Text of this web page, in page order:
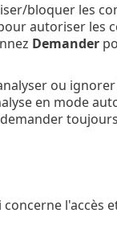
bloquer les
autoriser les
Demander
ou
en mode
l'accès